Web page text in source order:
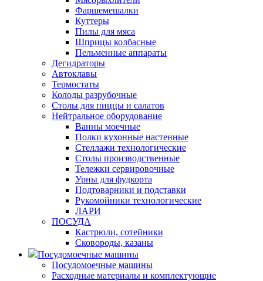
Фаршемешалки
Куттеры
Пилы для мяса
Шприцы колбасные
Пельменные аппараты
Дегидраторы
Автоклавы
Термостаты
Колоды разрубочные
Столы для пиццы и салатов
Нейтральное оборудование
Ванны моечные
Полки кухонные настенные
Стеллажи технологические
Столы производственные
Тележки сервировочные
Урны для фудкорта
Подтоварники и подставки
Рукомойники технологические
ЛАРИ
ПОСУДА
Кастрюли, сотейники
Сковороды, казаны
Посудомоечные машины
Посудомоечные машины
Расходные материалы и комплектующие